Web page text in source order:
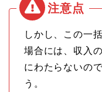
しかし、この一
場合には、収入
にわたらないの
う。